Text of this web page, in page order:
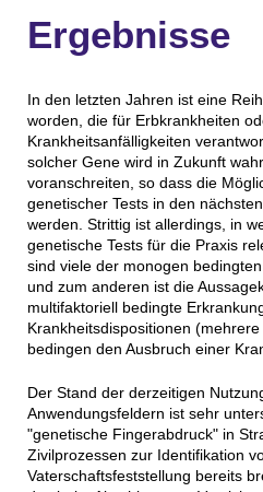
Ergebnisse
In den letzten Jahren ist eine
worden, die für Erbkrankheiten
Krankheitsanfälligkeiten
solcher Gene wird in Zukunft
voranschreiten, so dass die
genetischer Tests in den
werden. Strittig ist allerdings, in
genetische Tests für die Praxis
sind viele der monogen
und zum anderen ist die
multifaktoriell bedingte
Krankheitsdispositionen
bedingen den Ausbruch einer
Der Stand der derzeitigen
Anwendungsfeldern ist sehr
"genetische Fingerabdruck" in
Zivilprozessen zur Identifikation
Vaterschaftsfeststellung bereits